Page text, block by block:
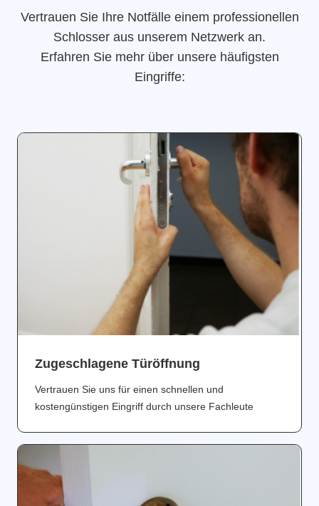
Vertrauen Sie Ihre Notfälle einem professionellen
Schlosser aus unserem Netzwerk an.
Erfahren Sie mehr über unsere häufigsten
Eingriffe:
Zugeschlagene Türöffnung
Vertrauen Sie uns für einen schnellen und
kostengünstigen Eingriff durch unsere Fachleute